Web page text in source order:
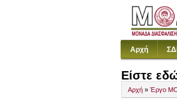
Αρχή
Είστε
Αρχή » Έργο